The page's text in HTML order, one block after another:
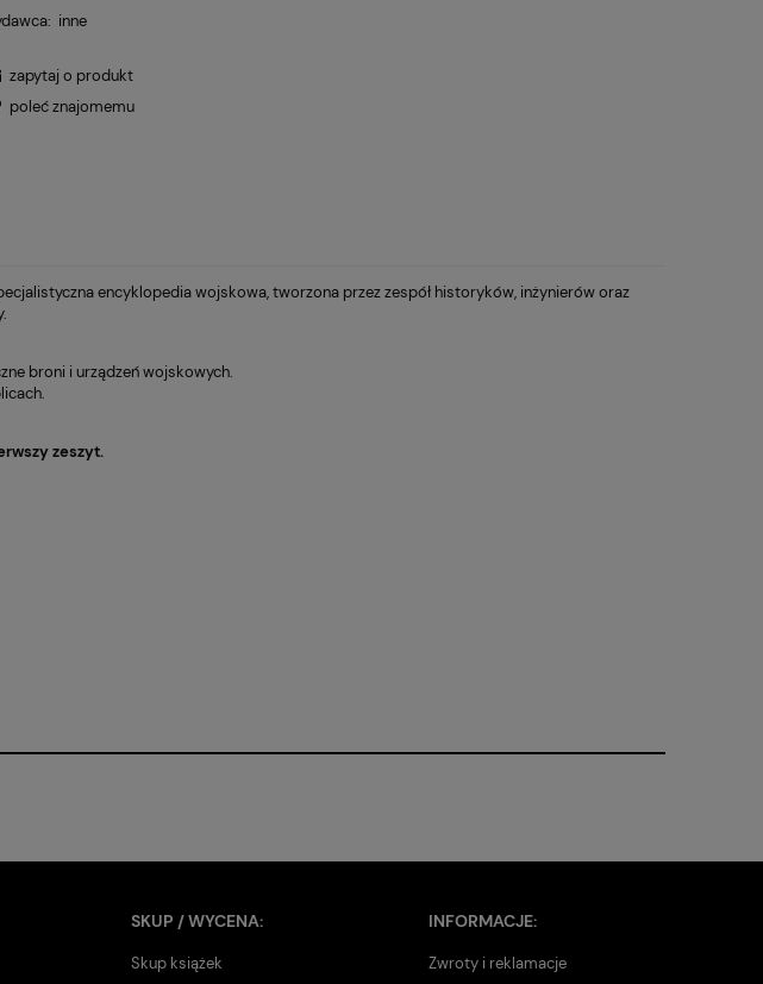
inne
zapytaj o produkt
poleć znajomemu
encyklopedia wojskowa, tworzona przez zespół historyków, inżynierów oraz
broni i urządzeń wojskowych.
zeszyt.
SKUP / WYCENA:
Skup książek
INFORMACJE:
Zwroty i reklamacje